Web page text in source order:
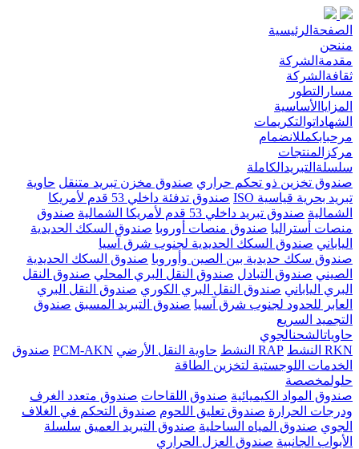
الصفحةالرئيسية
مننحن
مقدمةالشركة
ثقافةالشركة
مسارالتطور
المزاياالأساسية
الشهاداتوالتكريمات
مرحبابكمللانضمام
مركزالمنتجات
سلسلةالتبريدالكاملة
صندوق تخزين ذو تحكم حراري صندوق مخزن تبريد متنقل حاوية
تبريد بحرية قياسية ISO
صندوق تدفئة داخلي 53 قدم لأمريكا
الشمالية صندوق تبريد داخلي 53 قدم لأمريكا الشمالية
صندوق
منصات أستراليا صندوق منصات أوروبا صندوق السكك الحديدية
الياباني صندوق السكك الحديدية لجنوب شرق آسيا
صندوق سكك حديدية بين الصين وأوروبا صندوق السكك الحديدية
الصيني صندوق التبادل صندوق النقل البري المحلي صندوق النقل
البري الياباني صندوق النقل البري الكوري صندوق النقل البري
العابر للحدود لجنوب شرق آسيا صندوق التبريد المسبق صندوق
التجميد السريع
حاوياتالشحنالجوي
RKN النشط
RAP النشط حاوية النقل الأرضي PCM-AKN صندوق
الخدمات اللوجستية لتخزين الطاقة
حلولمخصصة
صندوق المواد الكيميائية صندوق اللقاحات صندوق متعدد الغرف
ودرجات الحرارة صندوق تعليق اللحوم صندوق التحكم في الغلاف
الجوي صندوق المياه الساحلية صندوق التبريد العميق سلسلة
الأبواب الجانبية صندوق العزل الحراري